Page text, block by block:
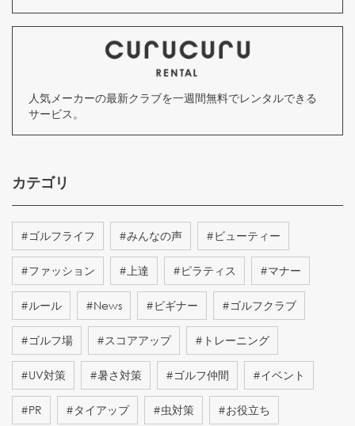
人気メーカーの最新クラブを一週間無料でレンタルできる
サービス。
カテゴリ
#ゴルフライフ #みんなの声 #ビューティー
#ファッション #上達 #ピラティス #マナー
#ルール #News #ビギナー #ゴルフクラブ
#ゴルフ場 #スコアアップ # トレーニング
#UV対策 #暑さ対策 #ゴルフ仲間 #イベント
#PR #タイアップ #虫対策 #お役立ち